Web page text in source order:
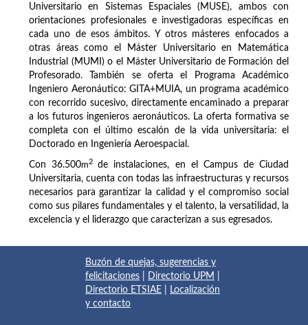
Universitario en Sistemas Espaciales (MUSE), ambos con
orientaciones profesionales e investigadoras específicas en
cada uno de esos ámbitos. Y otros másteres enfocados a
otras áreas como el Máster Universitario en Matemática
Industrial (MUMI) o el Máster Universitario de Formación del
Profesorado. También se oferta el Programa Académico
Ingeniero Aeronáutico: GITA+MUIA, un programa académico
con recorrido sucesivo, directamente encaminado a preparar
a los futuros ingenieros aeronáuticos. La oferta formativa se
completa con el último escalón de la vida universitaria: el
Doctorado en Ingeniería Aeroespacial.
Con 36.500m2
de instalaciones, en el Campus de Ciudad
Universitaria, cuenta con todas las infraestructuras y recursos
necesarios para garantizar la calidad y el compromiso social
como sus pilares fundamentales y el talento, la versatilidad, la
excelencia y el liderazgo que caracterizan a sus egresados.
Buzón de quejas, sugerencias y
felicitaciones
Directorio UPM
Directorio ETSIAE
Localización
y contacto